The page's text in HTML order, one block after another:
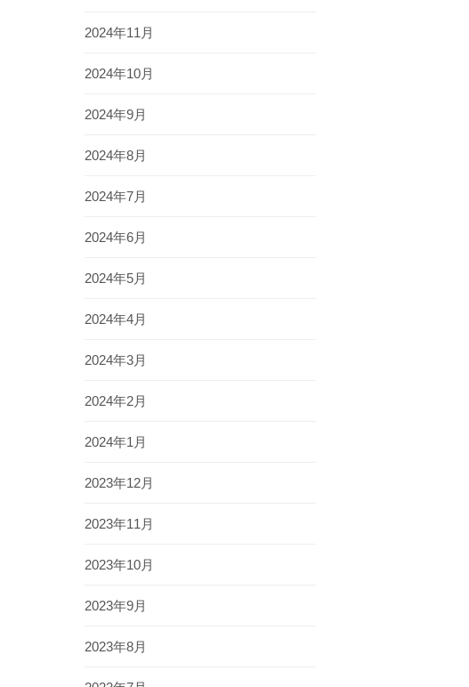
2024年11月
2024年10月
2024年9月
2024年8月
2024年7月
2024年6月
2024年5月
2024年4月
2024年3月
2024年2月
2024年1月
2023年12月
2023年11月
2023年10月
2023年9月
2023年8月